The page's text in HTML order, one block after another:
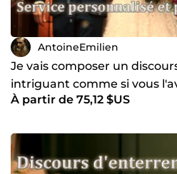
AntoineEmilien
Je vais composer un
intriguant comme si vous
propre main
À partir de 75,12 $US